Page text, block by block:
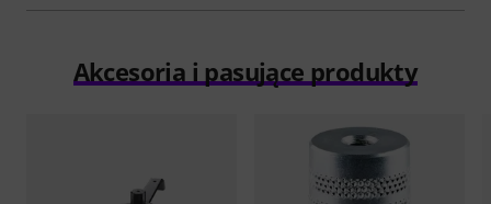
Akcesoria i pasujące produkty